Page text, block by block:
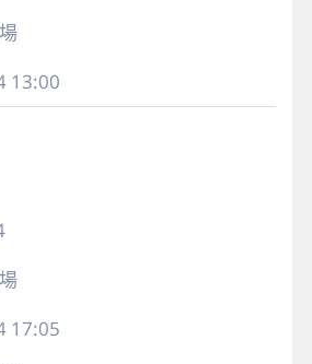
13:00
17:05